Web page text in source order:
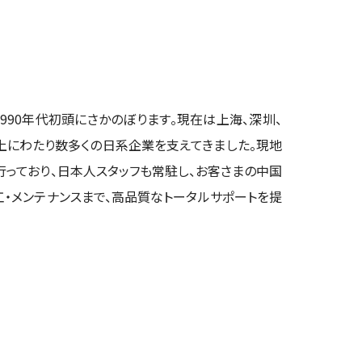
年代初頭にさかのぼります。現在は上海、深圳、
わたり数多くの日系企業を支えてきました。現地
おり、日本人スタッフも常駐し、お客さまの中国
メンテナンスまで、高品質なトータルサポートを提